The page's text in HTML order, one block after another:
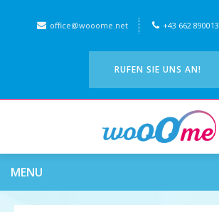
office@wooome.net +43 662 890013
RUFEN SIE UNS AN!
MENU